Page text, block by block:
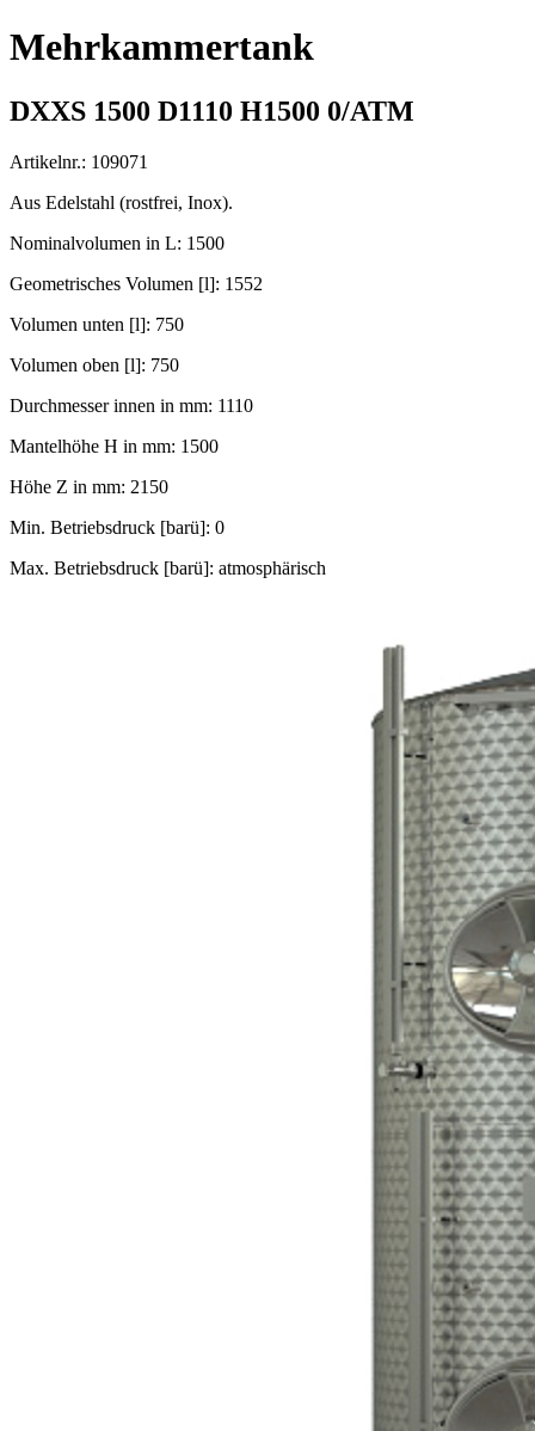
Mehrkammertank
DXXS 1500 D1110 H1500 0/ATM
Artikelnr.: 109071
Aus Edelstahl (rostfrei, Inox).
Nominalvolumen in L: 1500
Geometrisches Volumen [l]: 1552
Volumen unten [l]: 750
Volumen oben [l]: 750
Durchmesser innen in mm: 1110
Mantelhöhe H in mm: 1500
Höhe Z in mm: 2150
Min. Betriebsdruck [barü]: 0
Max. Betriebsdruck [barü]: atmosphärisch